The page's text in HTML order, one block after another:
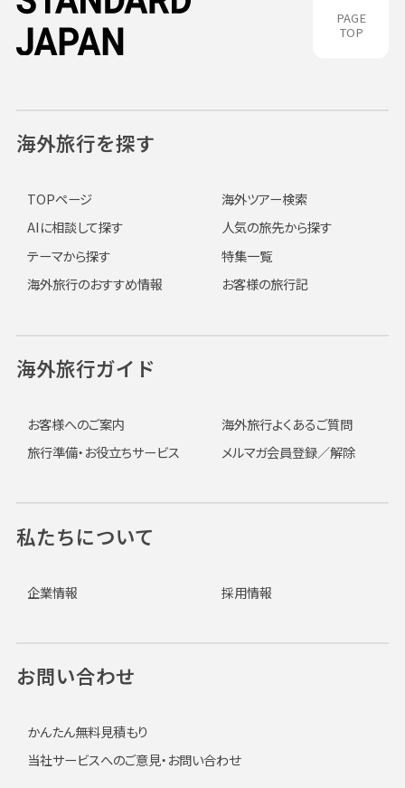
PAGE
TOP
海外旅行を探す
TOPページ
海外ツアー検索
AIに相談して探す
人気の旅先から探す
テーマから探す
特集一覧
海外旅行のおすすめ情報
お客様の旅行記
海外旅行ガイド
お客様へのご案内
海外旅行よくあるご質問
旅行準備・お役立ちサービス
メルマガ会員登録／解除
私たちについて
企業情報 採用情報
お問い合わせ
かんたん無料見積もり
当社サービスへのご意見・お問い合わせ